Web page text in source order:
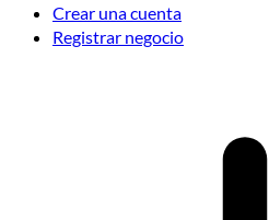
Crear una cuenta
Registrar negocio